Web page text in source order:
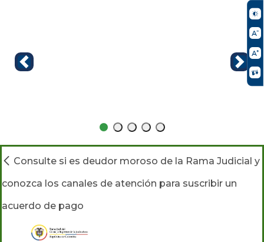
Consulte si es deudor moroso de la Rama Judicial y
conozca los canales de atención para suscribir un
acuerdo de pago